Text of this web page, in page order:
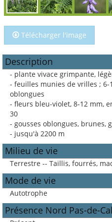
Télécharger l'image
Description
- plante vivace grimpante,
- feuilles munies de vrilles ;
oblongues
- fleurs bleu-violet, 8-12 mm,
30
- gousses oblongues, brunes,
- jusqu'à 2200 m
Milieu de vie
Terrestre -- Taillis, fourrés,
Mode de vie
Autotrophe
Présence Nord Pas-de-